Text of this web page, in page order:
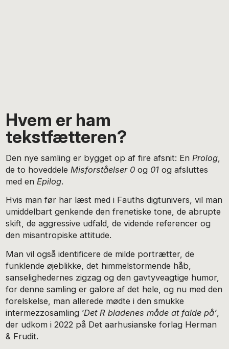
Hvem er ham
tekstfætteren?
Den nye samling er bygget op af fire afsnit: En Prolog
de to hoveddele Misforståelser 0og 01 og afsluttes
med en Epilog.
Hvis man før har læst med i Fauths digtunivers, vil man
umiddelbart genkende den frenetiske tone, de abrupte
skift, de aggressive udfald, de vidende referencer og
den misantropiske attitude.
Man vil også identificere de milde portrætter, de
funklende øjeblikke, det himmelstormende håb,
sanselighedernes zigzag og den gavtyve­agtige humor,
for denne samling er galore af det hele, og nu med den
forelskelse, man allerede mødte i den smukke
intermezzosamling ’Det R bladenes måde at falde på’,
der udkom i 2022 på Det aarhusianske forlag Herman
& Frudit.